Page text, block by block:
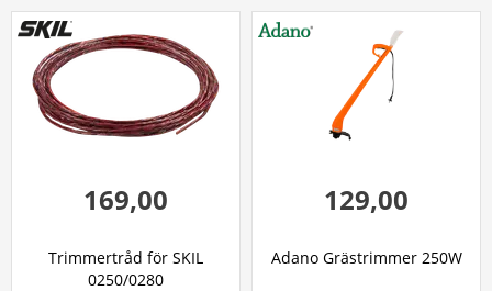
169,00
Trimmertråd för SKIL
0250/0280
129,00
Adano Grästrimmer 250W